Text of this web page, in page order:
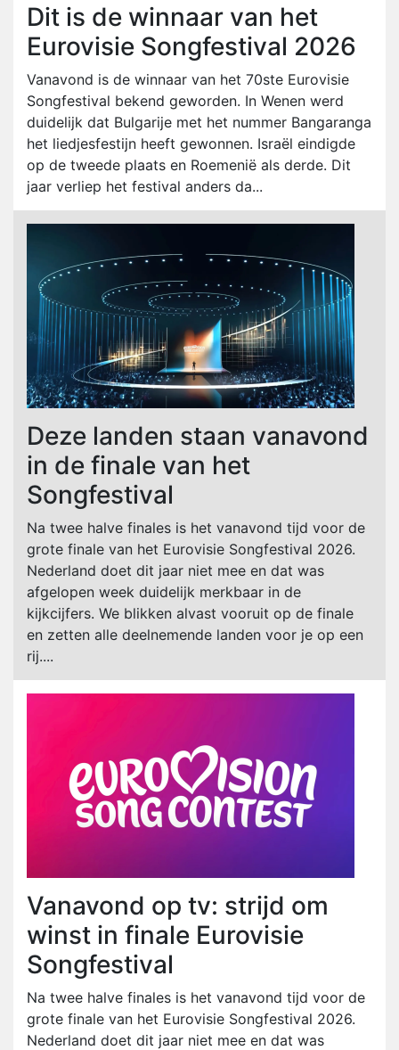
Dit is de winnaar van het
Eurovisie Songfestival 2026
Vanavond is de winnaar van het 70ste Eurovisie
Songfestival bekend geworden. In Wenen werd
duidelijk dat Bulgarije met het nummer Bangaranga
het liedjesfestijn heeft gewonnen. Israël eindigde
op de tweede plaats en Roemenië als derde. Dit
jaar verliep het festival anders da...
Deze landen staan vanavond
in de finale van het
Songfestival
Na twee halve finales is het vanavond tijd voor de
grote finale van het Eurovisie Songfestival 2026.
Nederland doet dit jaar niet mee en dat was
afgelopen week duidelijk merkbaar in de
kijkcijfers. We blikken alvast vooruit op de finale
en zetten alle deelnemende landen voor je op een
rij....
Vanavond op tv: strijd om
winst in finale Eurovisie
Songfestival
Na twee halve finales is het vanavond tijd voor de
grote finale van het Eurovisie Songfestival 2026.
Nederland doet dit jaar niet mee en dat was